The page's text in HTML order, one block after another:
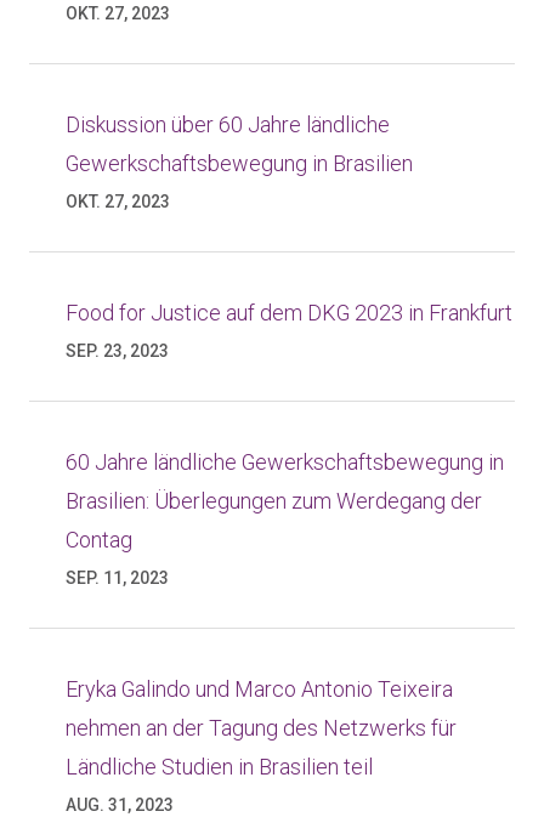
OKT. 27, 2023
Diskussion über 60 Jahre ländliche
Gewerkschaftsbewegung in Brasilien
OKT. 27, 2023
Food for Justice auf dem DKG 2023 in Frankfurt
SEP. 23, 2023
60 Jahre ländliche Gewerkschaftsbewegung in
Brasilien: Überlegungen zum Werdegang der
Contag
SEP. 11, 2023
Eryka Galindo und Marco Antonio Teixeira
nehmen an der Tagung des Netzwerks für
Ländliche Studien in Brasilien teil
AUG. 31, 2023